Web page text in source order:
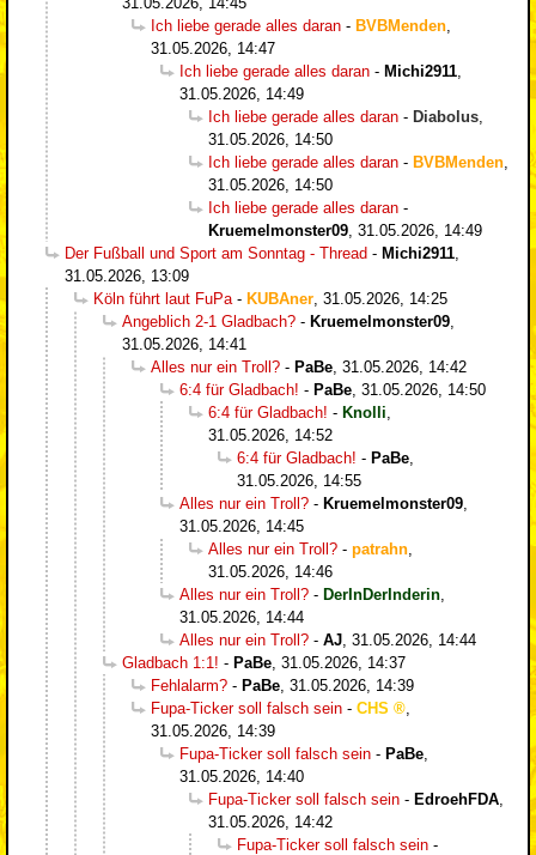
Ich liebe gerade alles daran - BVBMenden
31.05.2026, 14:47
Ich liebe gerade alles daran - Michi2911
31.05.2026, 14:49
Ich liebe gerade alles daran - Diabolus
31.05.2026, 14:50
Ich liebe gerade alles daran - BVBMenden
31.05.2026, 14:50
Ich liebe gerade alles daran -
Kruemelmonster09 31.05.2026, 14:49
Der Fußball und Sport am Sonntag - Thread - Michi2911
31.05.2026, 13:09
Köln führt laut FuPa - KUBAner 31.05.2026, 14:25
Angeblich 2-1 Gladbach? - Kruemelmonster09
31.05.2026, 14:41
Alles nur ein Troll? - PaBe 31.05.2026, 14:42
6:4 für Gladbach! - PaBe 31.05.2026, 14:50
6:4 für Gladbach! - Knolli
31.05.2026, 14:52
6:4 für Gladbach! - PaBe
31.05.2026, 14:55
Alles nur ein Troll? - Kruemelmonster09
31.05.2026, 14:45
Alles nur ein Troll? - patrahn
31.05.2026, 14:46
Alles nur ein Troll? - DerInDerInderin
31.05.2026, 14:44
Alles nur ein Troll? - AJ 31.05.2026, 14:44
Gladbach 1:1! - PaBe 31.05.2026, 14:37
Fehlalarm? - PaBe 31.05.2026, 14:39
Fupa-Ticker soll falsch sein - CHS
31.05.2026, 14:39
Fupa-Ticker soll falsch sein - PaBe
31.05.2026, 14:40
Fupa-Ticker soll falsch sein - EdroehFDA
31.05.2026, 14:42
Fupa-Ticker soll falsch sein -